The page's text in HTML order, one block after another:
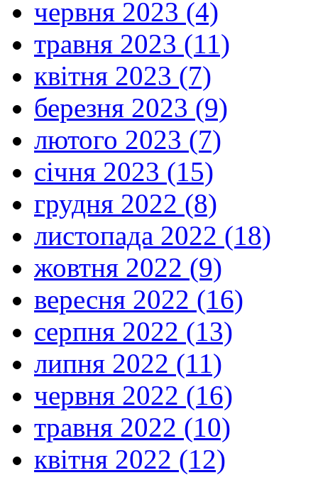
червня 2023 (4)
травня 2023 (11)
квітня 2023 (7)
березня 2023 (9)
лютого 2023 (7)
січня 2023 (15)
грудня 2022 (8)
листопада 2022 (18)
жовтня 2022 (9)
вересня 2022 (16)
серпня 2022 (13)
липня 2022 (11)
червня 2022 (16)
травня 2022 (10)
квітня 2022 (12)